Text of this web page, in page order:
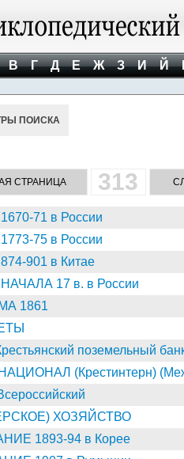
В Г Д Е Ж З И Й
ПОИСКА
СТРАНИЦА 313
71 в России
75 в России
901 в Китае
17 в. в России
1861
поземельный
(Крестинтерн)
ХОЗЯЙСТВО
1893-94 в Корее